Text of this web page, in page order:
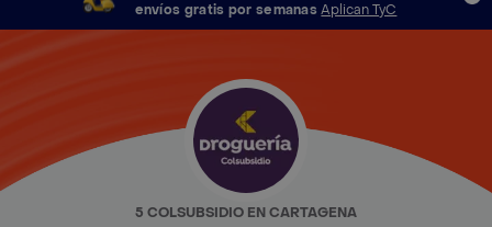
envíos gratis por semanas Aplican TyC
5 COLSUBSIDIO EN CARTAGENA